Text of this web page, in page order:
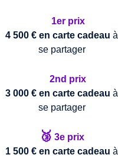
1er prix
4 500 € en carte cadeauà
se partager
2nd prix
3 000 € en carte cadeau à
se partager
🥉 3eprix
1 500 € en carte cadeau à